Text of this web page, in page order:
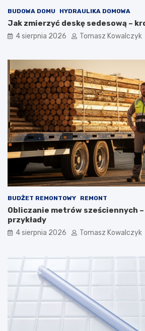
BUDOWA DOMU HYDRAULIKA DOMOWA
Jak zmierzyć deskę sedesową –
4 sierpnia 2026 Tomasz Kowalczyk
BUDŻET REMONTOWY REMONT
Obliczanie metrów sześciennych
przykłady
4 sierpnia 2026 Tomasz Kowalczyk